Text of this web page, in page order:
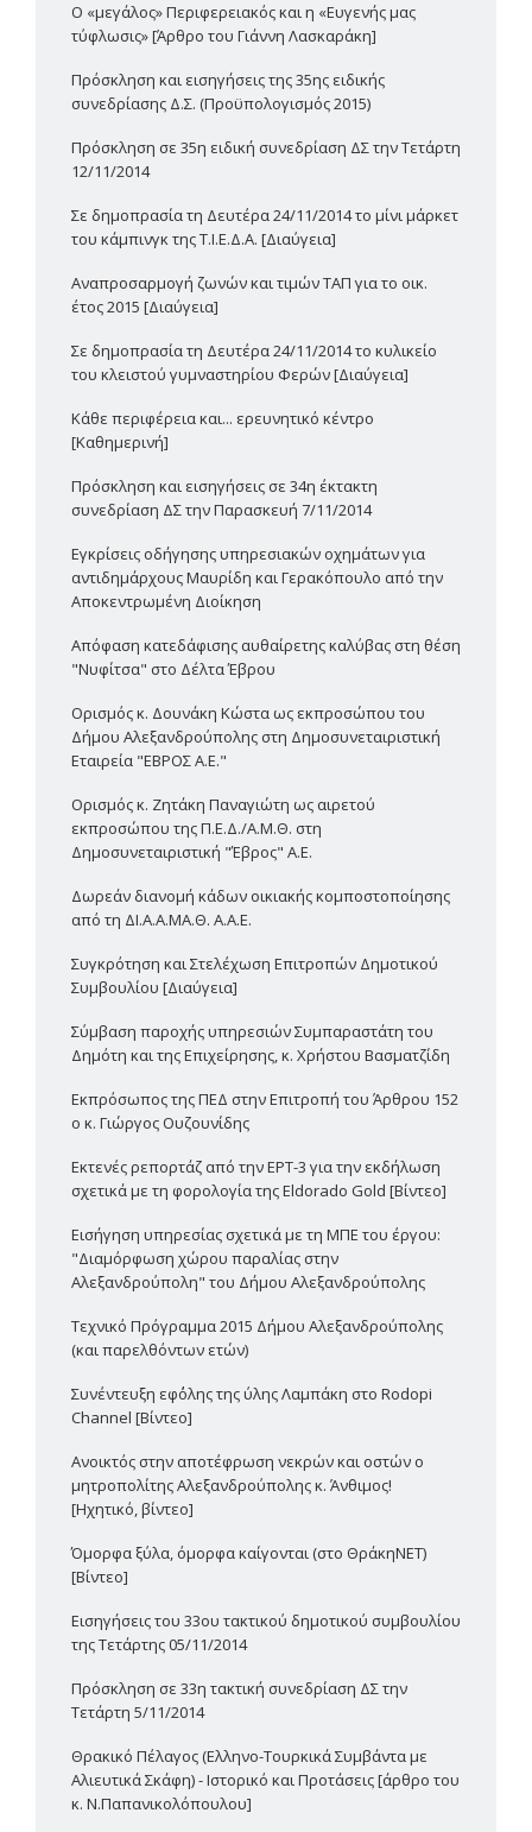
Ο «μεγάλος» Περιφερειακός και η «Ευγενής μας
τύφλωσις» [Άρθρο του Γιάννη Λασκαράκη]
Πρόσκληση και εισηγήσεις της 35ης ειδικής
συνεδρίασης Δ.Σ. (Προϋπολογισμός 2015)
Πρόσκληση σε 35η ειδική συνεδρίαση ΔΣ την Τετάρτη
12/11/2014
Σε δημοπρασία τη Δευτέρα 24/11/2014 το μίνι μάρκετ
του κάμπινγκ της Τ.Ι.Ε.Δ.Α. [Διαύγεια]
Αναπροσαρμογή ζωνών και τιμών ΤΑΠ για το οικ.
έτος 2015 [Διαύγεια]
Σε δημοπρασία τη Δευτέρα 24/11/2014 το κυλικείο
του κλειστού γυμναστηρίου Φερών [Διαύγεια]
Κάθε περιφέρεια και... ερευνητικό κέντρο
[Καθημερινή]
Πρόσκληση και εισηγήσεις σε 34η έκτακτη
συνεδρίαση ΔΣ την Παρασκευή 7/11/2014
Εγκρίσεις οδήγησης υπηρεσιακών οχημάτων για
αντιδημάρχους Μαυρίδη και Γερακόπουλο από την
Αποκεντρωμένη Διοίκηση
Απόφαση κατεδάφισης αυθαίρετης καλύβας στη θέση
"Νυφίτσα" στο Δέλτα Έβρου
Ορισμός κ. Δουνάκη Κώστα ως εκπροσώπου του
Δήμου Αλεξανδρούπολης στη Δημοσυνεταιριστική
Εταιρεία "ΕΒΡΟΣ Α.Ε."
Ορισμός κ. Ζητάκη Παναγιώτη ως αιρετού
εκπροσώπου της Π.Ε.Δ./Α.Μ.Θ. στη
Δημοσυνεταιριστική "Έβρος" Α.Ε.
Δωρεάν διανομή κάδων οικιακής κομποστοποίησης
από τη ΔΙ.Α.Α.ΜΑ.Θ. Α.Α.Ε.
Συγκρότηση και Στελέχωση Επιτροπών Δημοτικού
Συμβουλίου [Διαύγεια]
Σύμβαση παροχής υπηρεσιών Συμπαραστάτη του
Δημότη και της Επιχείρησης, κ. Χρήστου Βασματζίδη
Εκπρόσωπος της ΠΕΔ στην Επιτροπή του Άρθρου 152
ο κ. Γιώργος Ουζουνίδης
Εκτενές ρεπορτάζ από την ΕΡΤ-3 για την εκδήλωση
σχετικά με τη φορολογία της Eldorado Gold [Βίντεο]
Εισήγηση υπηρεσίας σχετικά με τη ΜΠΕ του έργου:
"Διαμόρφωση χώρου παραλίας στην
Αλεξανδρούπολη" του Δήμου Αλεξανδρούπολης
Τεχνικό Πρόγραμμα 2015 Δήμου Αλεξανδρούπολης
(και παρελθόντων ετών)
Συνέντευξη εφ΄όλης της ύλης Λαμπάκη στο Rodopi
Channel [Βίντεο]
Ανοικτός στην αποτέφρωση νεκρών και οστών ο
μητροπολίτης Αλεξανδρούπολης κ. Άνθιμος!
[Ηχητικό, βίντεο]
Όμορφα ξύλα, όμορφα καίγονται (στο ΘράκηΝΕΤ)
[Βίντεο]
Εισηγήσεις του 33ου τακτικού δημοτικού συμβουλίου
της Τετάρτης 05/11/2014
Πρόσκληση σε 33η τακτική συνεδρίαση ΔΣ την
Τετάρτη 5/11/2014
Θρακικό Πέλαγος (Ελληνο-Τουρκικά Συμβάντα με
Αλιευτικά Σκάφη) - Ιστορικό και Προτάσεις [άρθρο του
κ. Ν.Παπανικολόπουλου]